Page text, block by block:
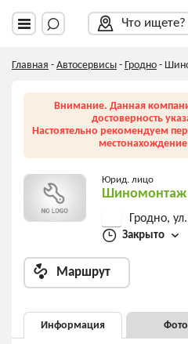
Что ищете?
Главная - Автосервисы - Гродно -
Внимание. Данная
достоверность
Настоятельно рекомендуем
Юрид. лицо
Шиномонтаж
Гродно,
Закрыто
Маршрут
Информация Фото